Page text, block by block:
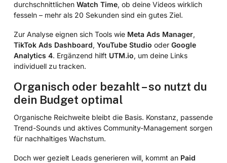
durchschnittlichen Watch Time, ob deine Videos wirklich
fesseln – mehr als 20 Sekunden sind ein gutes Ziel.
Zur Analyse eignen sich Tools wie Meta Ads Manager,
TikTok Ads Dashboard, YouTube Studio oder Google
Analytics 4. Ergänzend hilft UTM.io, um deine Links
individuell zu tracken.
Organisch oder bezahlt – so nutzt du
dein Budget optimal
Organische Reichweite bleibt die Basis. Konstanz, passende
Trend-Sounds und aktives Community-Management sorgen
für nachhaltiges Wachstum.
Doch wer gezielt Leads generieren will, kommt an Paid